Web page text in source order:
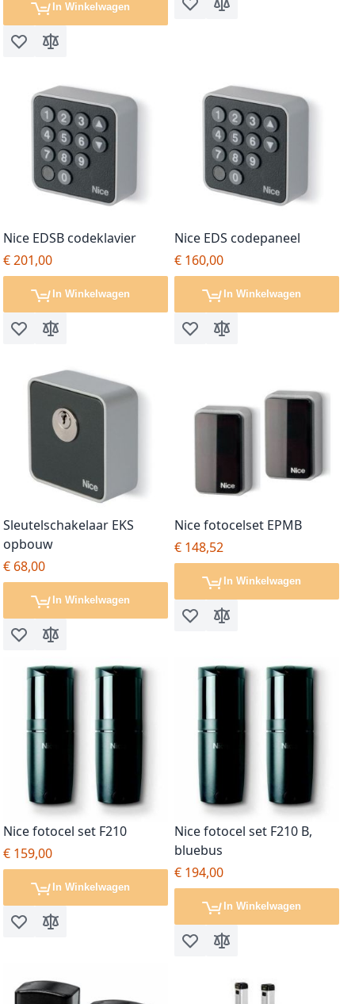
In Winkelwagen
Voeg toe aan verlanglijst
Toevoegen om te vergelijken
Voeg toe aan verlanglijst
Toevoegen om te
Nice EDSB codeklavier
€ 201,00
In Winkelwagen
Voeg toe aan verlanglijst
Toevoegen om te vergelijken
Nice EDS codepaneel
€ 160,00
In Winkelwagen
Voeg toe aan verlanglijst
Toevoegen om te
Sleutelschakelaar EKS
opbouw
€ 68,00
In Winkelwagen
Voeg toe aan verlanglijst
Toevoegen om te vergelijken
Nice fotocelset EPMB
€ 148,52
In Winkelwagen
Voeg toe aan verlanglijst
Toevoegen om te
Nice fotocel set F210
€ 159,00
In Winkelwagen
Voeg toe aan verlanglijst
Toevoegen om te vergelijken
Nice fotocel set F210 B,
bluebus
€ 194,00
In Winkelwagen
Voeg toe aan verlanglijst
Toevoegen om te